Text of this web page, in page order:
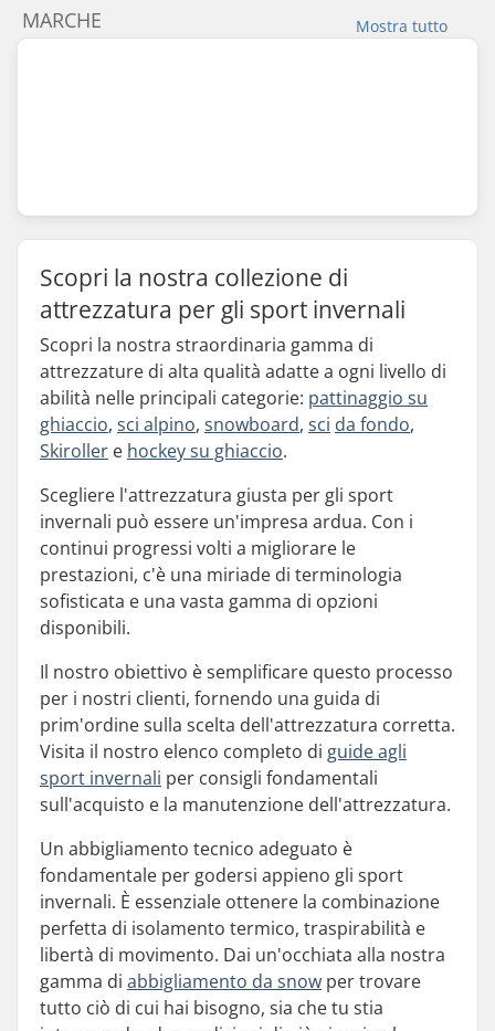
Mostra tutto
MARCHE
Scopri la nostra collezione di
attrezzatura per gli sport invernali
Scopri la nostra straordinaria gamma di
attrezzature di alta qualità adatte a ogni livello di
abilità nelle principali categorie: pattinaggio su
ghiaccio, sci alpino, snowboard, sci da fondo,
Skiroller e hockey su ghiaccio.
Scegliere l'attrezzatura giusta per gli sport
invernali può essere un'impresa ardua. Con i
continui progressi volti a migliorare le
prestazioni, c'è una miriade di terminologia
sofisticata e una vasta gamma di opzioni
disponibili.
Il nostro obiettivo è semplificare questo processo
per i nostri clienti, fornendo una guida di
prim'ordine sulla scelta dell'attrezzatura corretta.
Visita il nostro elenco completo di guide agli
sport invernali per consigli fondamentali
sull'acquisto e la manutenzione dell'attrezzatura.
Un abbigliamento tecnico adeguato è
fondamentale per godersi appieno gli sport
invernali. È essenziale ottenere la combinazione
perfetta di isolamento termico, traspirabilità e
libertà di movimento. Dai un'occhiata alla nostra
gamma di abbigliamento da snow per trovare
tutto ciò di cui hai bisogno, sia che tu stia